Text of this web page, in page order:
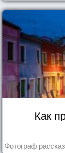
Как
Фотограф